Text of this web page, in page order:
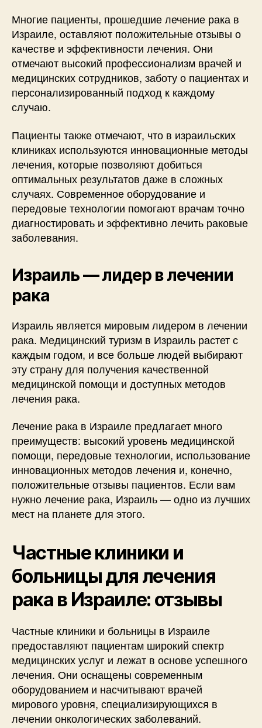
Многие пациенты, прошедшие лечение рака в
Израиле, оставляют положительные отзывы о
качестве и эффективности лечения. Они
отмечают высокий профессионализм врачей и
медицинских сотрудников, заботу о пациентах и
персонализированный подход к каждому
случаю.
Пациенты также отмечают, что в израильских
клиниках используются инновационные методы
лечения, которые позволяют добиться
оптимальных результатов даже в сложных
случаях. Современное оборудование и
передовые технологии помогают врачам точно
диагностировать и эффективно лечить раковые
заболевания.
Израиль — лидер в лечении
рака
Израиль является мировым лидером в лечении
рака. Медицинский туризм в Израиль растет с
каждым годом, и все больше людей выбирают
эту страну для получения качественной
медицинской помощи и доступных методов
лечения рака.
Лечение рака в Израиле предлагает много
преимуществ: высокий уровень медицинской
помощи, передовые технологии, использование
инновационных методов лечения и, конечно,
положительные отзывы пациентов. Если вам
нужно лечение рака, Израиль — одно из лучших
мест на планете для этого.
Частные клиники и
больницы для лечения
рака в Израиле: отзывы
Частные клиники и больницы в Израиле
предоставляют пациентам широкий спектр
медицинских услуг и лежат в основе успешного
лечения. Они оснащены современным
оборудованием и насчитывают врачей
мирового уровня, специализирующихся в
лечении онкологических заболеваний.